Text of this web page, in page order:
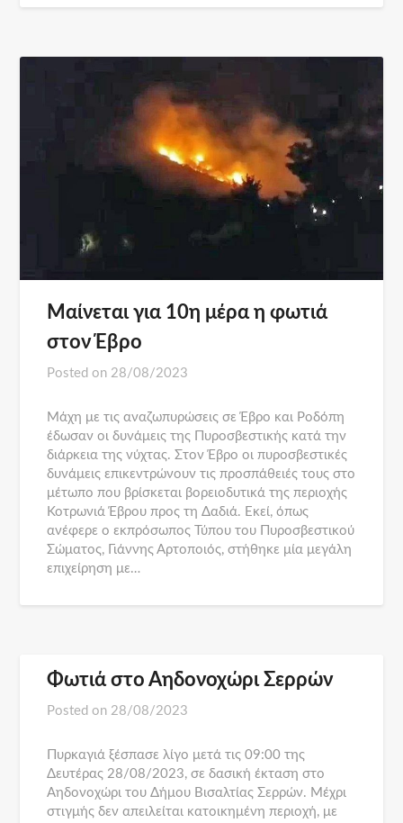
Μαίνεται για 10η μέρα η φωτιά
στον Έβρο
Posted on 28/08/2023
Μάχη με τις αναζωπυρώσεις σε Έβρο και Ροδόπη
έδωσαν οι δυνάμεις της Πυροσβεστικής κατά την
διάρκεια της νύχτας. Στον Έβρο οι πυροσβεστικές
δυνάμεις επικεντρώνουν τις προσπάθειές τους στο
μέτωπο που βρίσκεται βορειοδυτικά της περιοχής
Κοτρωνιά Έβρου προς τη Δαδιά. Εκεί, όπως
ανέφερε ο εκπρόσωπος Τύπου του Πυροσβεστικού
Σώματος, Γιάννης Αρτοποιός, στήθηκε μία μεγάλη
επιχείρηση με…
Φωτιά στο Αηδονοχώρι Σερρών
Posted on 28/08/2023
Πυρκαγιά ξέσπασε λίγο μετά τις 09:00 της
Δευτέρας 28/08/2023, σε δασική έκταση στο
Αηδονοχώρι του Δήμου Βισαλτίας Σερρών. Μέχρι
στιγμής δεν απειλείται κατοικημένη περιοχή, με